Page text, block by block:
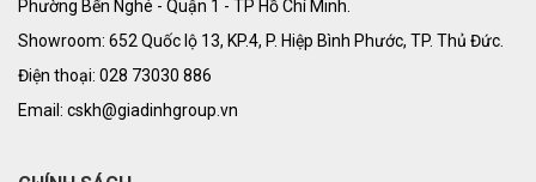
Phường Bến Nghé - Quận 1 - TP Hồ Chí Minh.
Showroom: 652 Quốc lộ 13, KP.4, P. Hiệp Bình Phước, TP. Thủ Đức.
Điện thoại: 028 73030 886
Email: cskh@giadinhgroup.vn